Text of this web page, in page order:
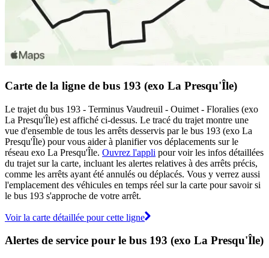
Carte de la ligne de bus 193 (exo La Presqu'Île)
Le trajet du bus 193 - Terminus Vaudreuil - Ouimet - Floralies (exo
La Presqu'Île) est affiché ci-dessus. Le tracé du trajet montre une
vue d'ensemble de tous les arrêts desservis par le bus 193 (exo La
Presqu'Île) pour vous aider à planifier vos déplacements sur le
réseau exo La Presqu'Île. Ouvrez l'appli pour voir les infos détaillées
du trajet sur la carte, incluant les alertes relatives à des arrêts précis,
comme les arrêts ayant été annulés ou déplacés. Vous y verrez aussi
l'emplacement des véhicules en temps réel sur la carte pour savoir si
le bus 193 s'approche de votre arrêt.
Voir la carte détaillée pour cette ligne
Alertes de service pour le bus 193 (exo La Presqu'Île)